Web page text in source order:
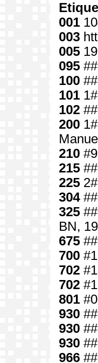
001
003
005
095 ##
100 ##
101 1#
102 ##
200 1#
210 #9
215 ##
225 2#
304##
325 ##
BN,
675 ##
700 #1
702 #1
702 #1
801 #0
930 ##
930 ##
930 ##
966 ##